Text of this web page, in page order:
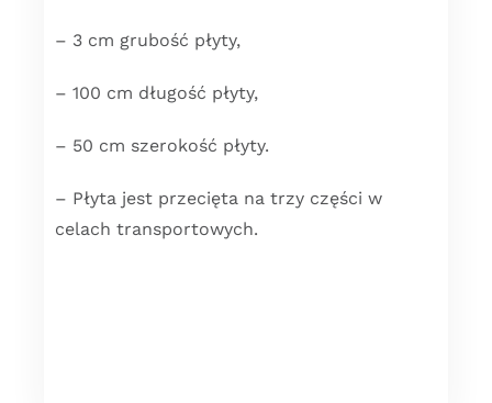
– 3 cm grubość płyty,
– 100 cm długość płyty,
– 50 cm szerokość płyty.
– Płyta jest przecięta na trzy części w
celach transportowych.